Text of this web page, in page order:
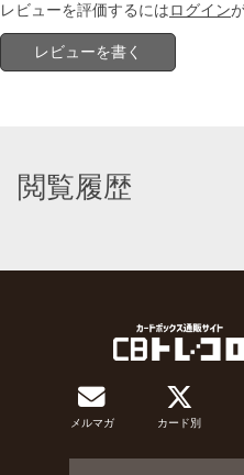
レビューを評価するにはログイン
レビューを書く
閲覧履歴
メルマガ カード別